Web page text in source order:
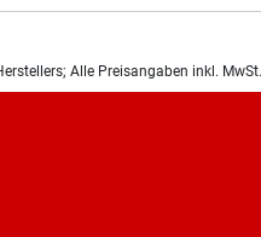
Alle Preisangaben inkl. MwSt.